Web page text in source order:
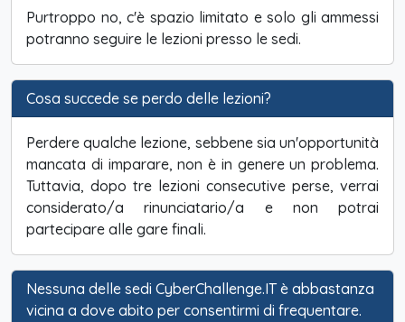
Purtroppo no, c'è spazio limitato e solo gli ammessi
potranno seguire le lezioni presso le sedi.
Cosa succede se perdo delle lezioni?
Perdere qualche lezione, sebbene sia un'opportunità
mancata di imparare, non è in genere un problema.
Tuttavia, dopo tre lezioni consecutive perse, verrai
considerato/a rinunciatario/a e non potrai
partecipare alle gare finali.
Nessuna delle sedi CyberChallenge.IT è abbastanza
vicina a dove abito per consentirmi di frequentare.